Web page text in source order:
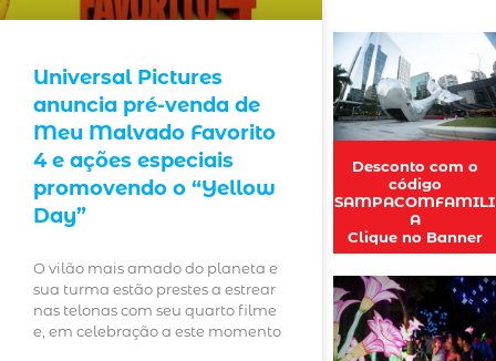
Universal Pictures
anuncia pré-venda de
Meu Malvado Favorito
4 e ações especiais
promovendo o “Yellow
Day”
O vilão mais amado do planeta e
sua turma estão prestes a estrear
nas telonas com seu quarto filme
e, em celebração a este momento
Desconto com o
código
SAMPACOMFAMILI
A
Clique no Banner